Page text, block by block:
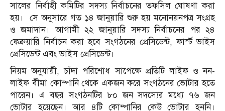
সালের নির্বাহী কমিটির সদস্য নির্বাচনের তফসিল ঘোষণা করা
হয়। সে অনুসারে গত ১৪ জানুয়ারি শুরু হয় মনোনয়নপত্র সংগ্রহ
ও জমাদান। আগামী ২২ জানুয়ারি সদস্য নির্বাচনের পর ২৪
ফেব্রুয়ারি নির্বাচন করা হবে সংগঠনের প্রেসিডেন্ট, ফার্স্ট ভাইস
প্রেসিডেন্ট এবং ভাইস প্রেসিডেন্ট।
নিয়ম অনুযায়ী, চাঁদা পরিশোধ সাপেক্ষে প্রতিটি লাইফ ও নন-
লাইফ বীমা কোম্পানি থেকে একজন করে সংগঠনের ভোটার হতে
পারেন। এ বছর সংগঠনটির ৮০ জন সদস্যের মধ্যে ৭৬ জন
ভোটার হয়েছেন। আর ৪টি কোম্পানির কেউ ভোটার হননি।